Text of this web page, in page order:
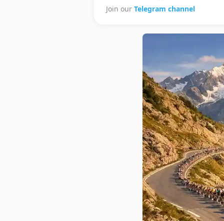
Join our Telegram channel